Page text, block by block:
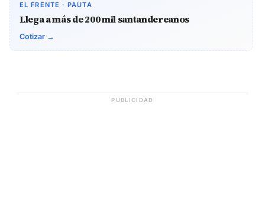
EL FRENTE · PAUTA
Llega a más de 200 mil santandereanos
Cotizar →
PUBLICIDAD